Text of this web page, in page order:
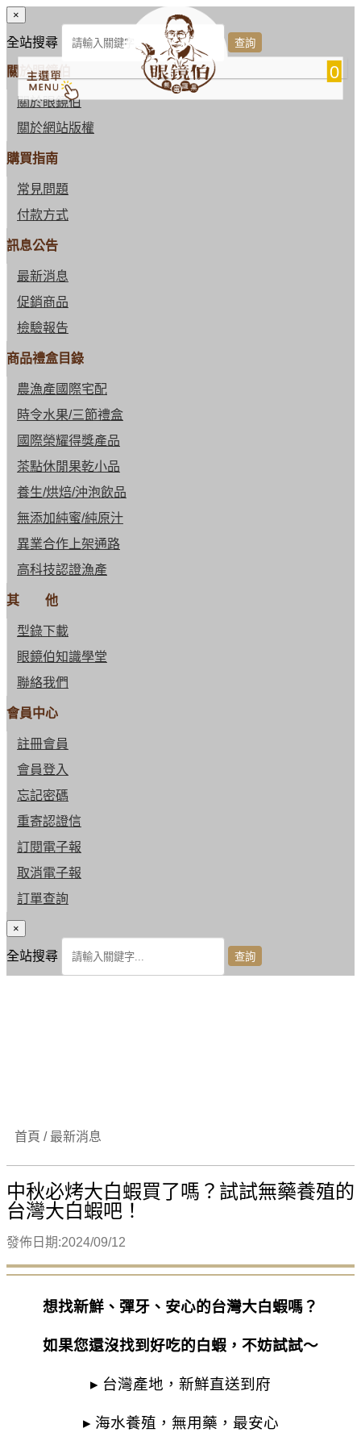
0
×
全站搜尋
關於眼鏡伯
關於眼鏡伯
關於網站版權
購買指南
常見問題
付款方式
訊息公告
最新消息
促銷商品
檢驗報告
商品禮盒目錄
農漁產國際宅配
時令水果/三節禮盒
國際榮耀得獎產品
茶點休閒果乾小品
養生/烘焙/沖泡飲品
無添加純蜜/純原汁
異業合作上架通路
高科技認證漁產
其 他
型錄下載
眼鏡伯知識學堂
聯絡我們
會員中心
註冊會員
會員登入
忘記密碼
重寄認證信
訂閱電子報
取消電子報
訂單查詢
×
全站搜尋
首頁 / 最新消息
中秋必烤大白蝦買了嗎？試試無藥養殖的
台灣大白蝦吧！
發佈日期:2024/09/12
想找新鮮、彈牙、安心的台灣大白蝦嗎？
如果您還沒找到好吃的白蝦，不妨試試～
▸ 台灣產地，新鮮直送到府
▸ 海水養殖，無用藥，最安心